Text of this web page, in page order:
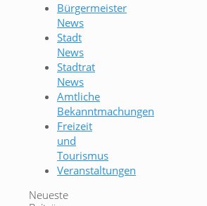
Bürgermeister
News
Stadt
News
Stadtrat
News
Amtliche
Bekanntmachungen
Freizeit
und
Tourismus
Veranstaltungen
Neueste